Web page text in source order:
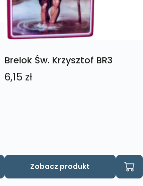
Brelok Św. Krzysztof BR3
6,15 zł
Zobacz produkt